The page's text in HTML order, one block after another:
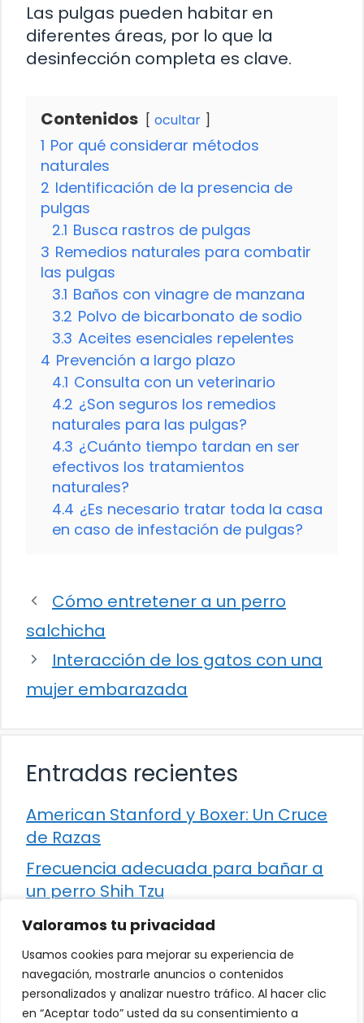
Valoramos tu privacidad
Usamos cookies para mejorar su experiencia de
navegación, mostrarle anuncios o contenidos
personalizados y analizar nuestro tráfico. Al hacer clic
en “Aceptar todo” usted da su consentimiento a
Las pulgas pueden habitar en
diferentes áreas, por lo que la
desinfección completa es clave.
Contenidos ocultar
1 Por qué considerar métodos
naturales
2 Identificación de la presencia de
pulgas
2.1 Busca rastros de pulgas
3 Remedios naturales para combatir
las pulgas
3.1 Baños con vinagre de manzana
3.2 Polvo de bicarbonato de sodio
3.3 Aceites esenciales repelentes
4 Prevención a largo plazo
4.1 Consulta con un veterinario
4.2 ¿Son seguros los remedios
naturales para las pulgas?
4.3 ¿Cuánto tiempo tardan en ser
efectivos los tratamientos
naturales?
4.4 ¿Es necesario tratar toda la casa
en caso de infestación de pulgas?
Cómo entretener a un perro
salchicha
Interacción de los gatos con una
mujer embarazada
Entradas recientes
American Stanford y Boxer: Un Cruce
de Razas
Frecuencia adecuada para bañar a
un perro Shih Tzu
Comparación entre Apache Storm y
Spark Streaming
Cómo detener la diarrea en un gato
¿Los frutos rojos son seguros para